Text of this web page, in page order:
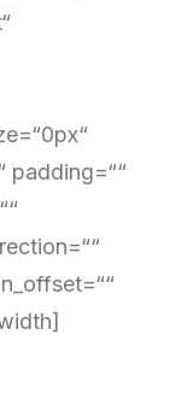
padding=““